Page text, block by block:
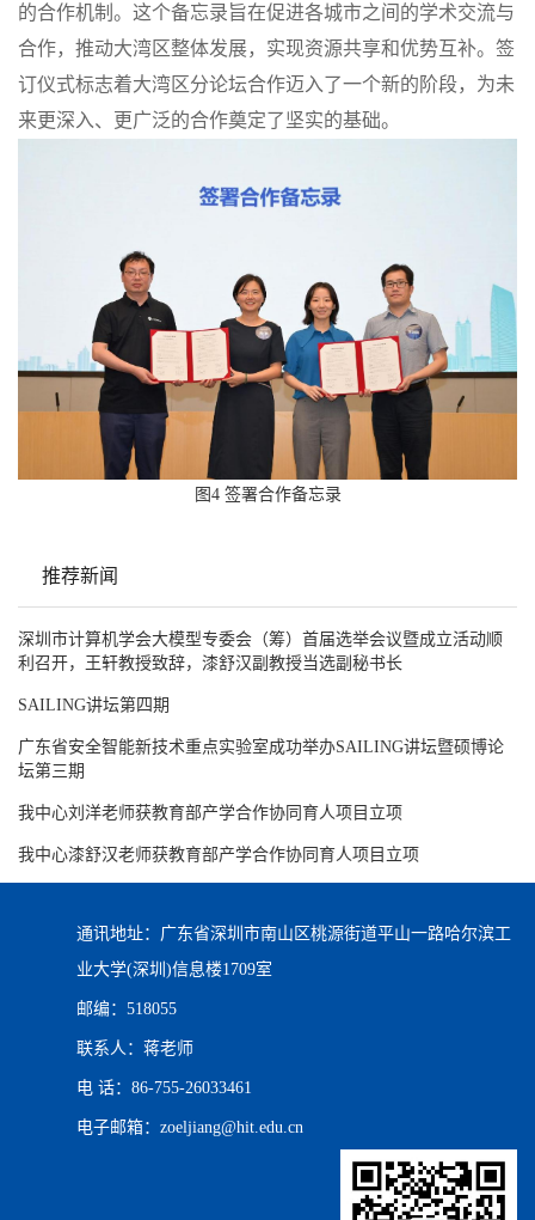
的合作机制。这个备忘录旨在促进各城市之间的学术交流与
合作，推动大湾区整体发展，实现资源共享和优势互补。签
订仪式标志着大湾区分论坛合作迈入了一个新的阶段，为未
来更深入、更广泛的合作奠定了坚实的基础。
图4 签署合作备忘录
推荐新闻
深圳市计算机学会大模型专委会（筹）首届选举会议暨成立活动顺
利召开，王轩教授致辞，漆舒汉副教授当选副秘书长
SAILING讲坛第四期
广东省安全智能新技术重点实验室成功举办SAILING讲坛暨硕博论
坛第三期
我中心刘洋老师获教育部产学合作协同育人项目立项
我中心漆舒汉老师获教育部产学合作协同育人项目立项
通讯地址：广东省深圳市南山区桃源街道平山一路哈尔滨工
业大学(深圳)信息楼1709室
邮编：518055
联系人：蒋老师
电 话：86-755-26033461
电子邮箱：zoeljiang@hit.edu.cn